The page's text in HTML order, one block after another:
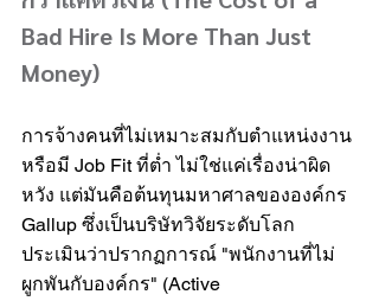
Bad Hire Is More Than Just
Money)
การจ้างคนที่ไม่เหมาะสมกับตำแหน่งงาน
หรือมี Job Fit ที่ต่ำ ไม่ใช่แค่เรื่องน่าผิด
หวัง แต่มันคือต้นทุนมหาศาลขององค์กร
Gallup ซึ่งเป็นบริษัทวิจัยระดับโลก
ประเมินว่าปรากฏการณ์ "พนักงานที่ไม่
ผูกพันกับองค์กร" (Active